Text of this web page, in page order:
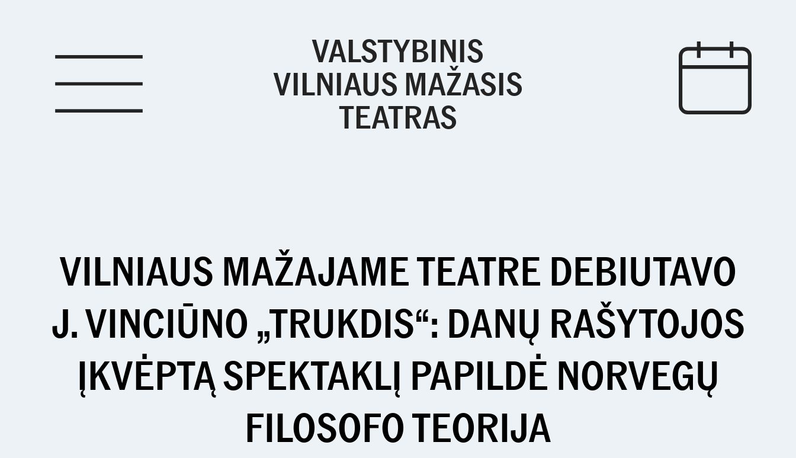
VALSTYBINIS
VILNIAUS MAŽASIS
TEATRAS
VILNIAUS MAŽAJAME TEATRE DEBIUTAVO
J. VINCIŪNO „TRUKDIS“: DANŲ RAŠYTOJOS
ĮKVĖPTĄ SPEKTAKLĮ PAPILDĖ NORVEGŲ
FILOSOFO TEORIJA